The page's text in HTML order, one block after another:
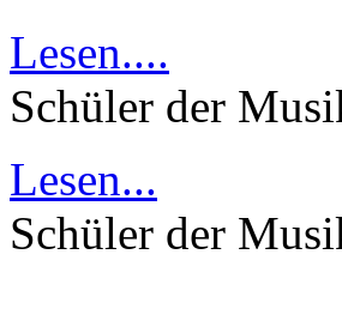
Lesen....
Schüler der
Lesen...
Schüler der